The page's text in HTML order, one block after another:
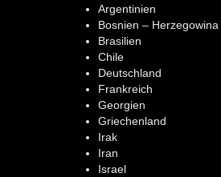
Argentinien
Bosnien – Herzegowina
Brasilien
Chile
Deutschland
Frankreich
Georgien
Griechenland
Irak
Iran
Israel